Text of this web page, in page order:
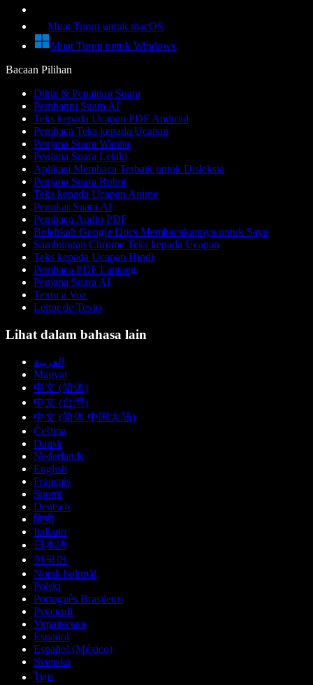
Muat Turun untuk macOS
Muat Turun untuk Windows
Bacaan Pilihan
Dikte & Penaipan Suara
Pembantu Suara AI
Teks kepada Ucapan PDF Android
Pembaca Teks kepada Ucapan
Penjana Suara Wanita
Penjana Suara Lelaki
Aplikasi Membaca Terbaik untuk Disleksia
Penjana Suara Robot
Teks kepada Ucapan Anime
Penukar Suara AI
Pembaca Audio PDF
Bolehkah Google Docs Membacakannya untuk Saya
Sambungan Chrome Teks kepada Ucapan
Teks kepada Ucapan Hindi
Pembaca PDF Lantang
Penjana Suara AI
Texto a Voz
Leitor de Texto
Lihat dalam bahasa lain
العربية
Magyar
中文 (简体)
中文 (台灣)
中文 (简体 中国大陆)
Čeština
Dansk
Nederlands
English
Français
Suomi
Deutsch
हिन्दी
Italiano
日本語
한국어
Norsk bokmål
Polski
Português Brasileiro
Русский
Українська
Español
Español (México)
Svenska
ไทย